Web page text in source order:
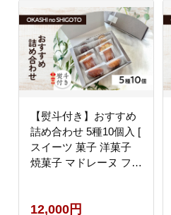
【熨斗付き】おすすめ
詰め合わせ 5種10個入 [
スイーツ 菓子 洋菓子
焼菓子 マドレーヌ フィ
ゼント ]【のし(無地)】
12,000円